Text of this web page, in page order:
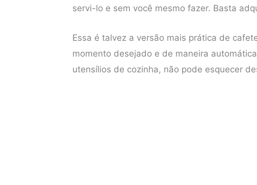
b
o
k
t
r
e
e
s
t
s
p
p
servi-lo e sem você mesmo fazer. Basta
Essa é talvez a versão mais prática de
momento desejado e de maneira
utensílios de cozinha, não pode esquecer